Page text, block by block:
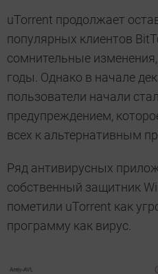
uTorrent продолжает
популярных клиентов
сомнительные
годы. Однако в начале
пользователи начали
предупреждением,
всех к альтернативным
Ряд антивирусных
собственный защитник
пометили uTorrent как
программу как вирус.